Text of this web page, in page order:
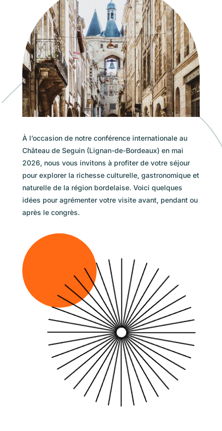
À l’occasion de notre conférence internationale au
Château de Seguin (Lignan-de-Bordeaux) en mai
2026, nous vous invitons à profiter de votre séjour
pour explorer la richesse culturelle, gastronomique et
naturelle de la région bordelaise. Voici quelques
idées pour agrémenter votre visite avant, pendant ou
après le congrès.